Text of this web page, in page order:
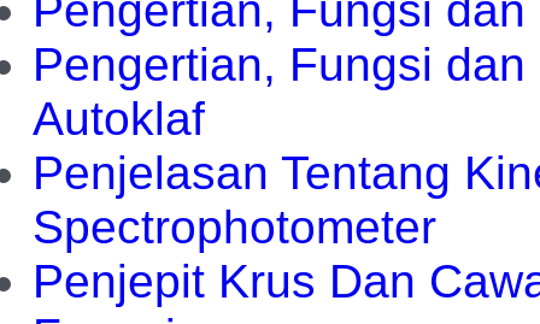
Pengertian, Fungsi
Autoklaf
Penjelasan Tentang
Spectrophotometer
Penjepit Krus Dan